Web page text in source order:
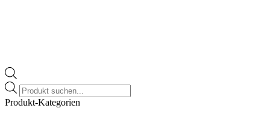
Products
search
Produkt-Kategorien